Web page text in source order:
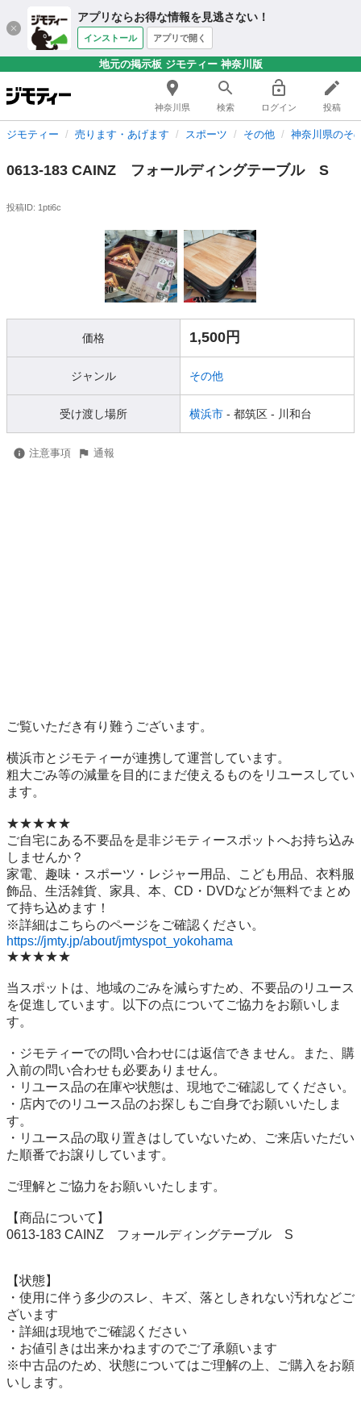
アプリならお得な情報を見逃さない！
インストール アプリで開く
地元の掲示板 ジモティー 神奈川版
神奈川県 検索 ログイン 投稿
ジモティー 売ります・あげます スポーツ その他 神奈川県のそ
0613-183 CAINZ フォールディングテーブル S
投稿ID: 1pti6c
価格 1,500円
ジャンル その他
受け渡し場所 横浜市 - 都筑区 - 川和台
注意事項 通報
ご覧いただき有り難うございます。
横浜市とジモティーが連携して運営しています。
粗⼤ごみ等の減量を⽬的にまだ使えるものをリユースしてい
ます。
★★★★★
ご自宅にある不要品を是非ジモティースポットへお持ち込み
しませんか？
家電、趣味・スポーツ・レジャー用品、こども用品、衣料服
飾品、生活雑貨、家具、本、CD・DVDなどが無料でまとめ
て持ち込めます！
https://jmty.jp/about/jmtyspot_yokohama
★★★★★
当スポットは、地域のごみを減らすため、不要品のリユース
を促進しています。以下の点についてご協力をお願いしま
す。
・ジモティーでの問い合わせには返信できません。また、購
入前の問い合わせも必要ありません。
・リユース品の在庫や状態は、現地でご確認してください。
・店内でのリユース品のお探しもご自身でお願いいたしま
す。
・リユース品の取り置きはしていないため、ご来店いただい
た順番でお譲りしています。
ご理解とご協力をお願いいたします。
【商品について】
0613-183 CAINZ　フォールディングテーブル　S
【状態】
・使用に伴う多少のスレ、キズ、落としきれない汚れなどご
ざいます
・詳細は現地でご確認ください
・お値引きは出来かねますのでご了承願います
※中古品のため、状態についてはご理解の上、ご購入をお願
いします。